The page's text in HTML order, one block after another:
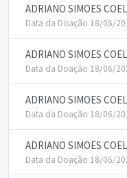
ADRIANO SIMOES
Data da Doação 18/06/
ADRIANO SIMOES
Data da Doação 18/06/
ADRIANO SIMOES
Data da Doação 18/06/
ADRIANO SIMOES
Data da Doação 18/06/